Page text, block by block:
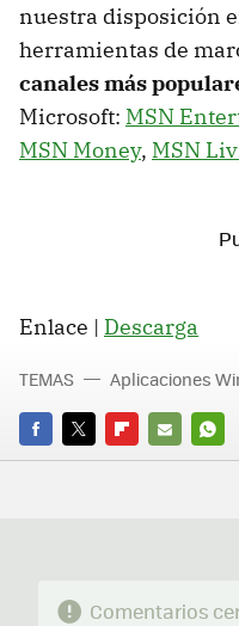
nuestra disposición
herramientas de
canales más
Microsoft: MSN
MSN Money, MSN
Enlace | Descarga
FACEBOOK
TWITTERFLIPBOARD
E-
TEMAS Aplicaciones
Comentarios